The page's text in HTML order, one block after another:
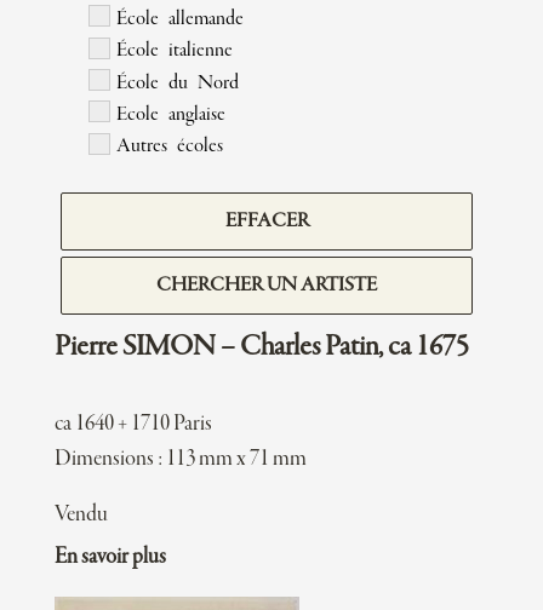
École allemande
École italienne
École du Nord
Ecole anglaise
Autres écoles
EFFACER
CHERCHER UN ARTISTE
Pierre SIMON – Charles Patin, ca 1675
ca 1640 + 1710 Paris
Dimensions : 113 mm x 71 mm
Vendu
En savoir plus